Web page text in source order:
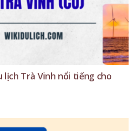
lịch Trà Vinh nổi tiếng cho